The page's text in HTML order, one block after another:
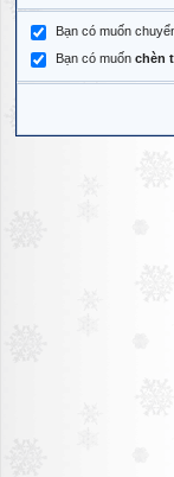
Bạn có muốn
Bạn có muốn chèn